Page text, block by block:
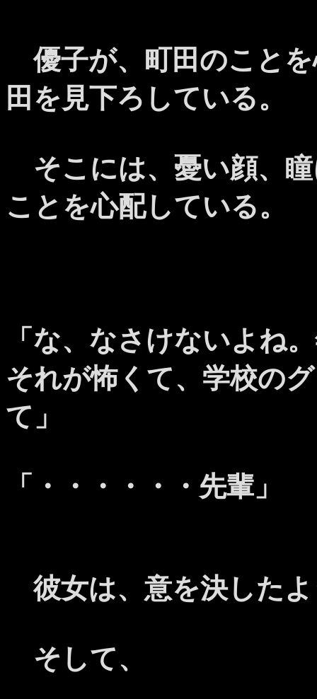
優子が、町田のこと
田を見下ろしている。
そこには、憂い顔、
ことを心配している。
「な、なさけないよね
それが怖くて、学校の
て」
「・・・・・・先輩」
彼女は、意を決した
そして、